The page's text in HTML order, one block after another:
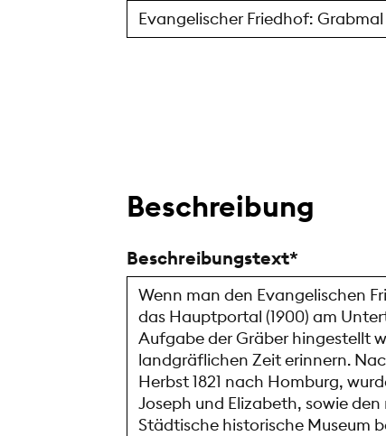
Beschreibung
Beschreibungstext
Wenn man den Evangelischen
das Hauptportal (1900) am
Aufgabe der Gräber hingestellt
landgräflichen Zeit erinnern.
Herbst 1821 nach Homburg,
Joseph und Elizabeth, sowie
Städtische historische Museum